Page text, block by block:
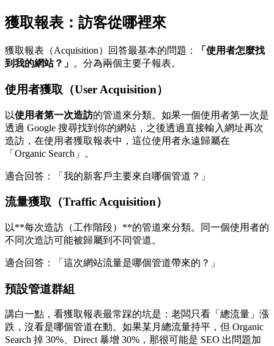
獲取報表：訪客從哪裡來
獲取報表（Acquisition）回答最基本的問題：
「使用者怎麼找
到我的網站？」 。分為兩個主要子報表。
使用者獲取（User Acquisition）
以使用者第一次造訪的管道來分類。如果一個使用者第一次是
透過 Google 搜尋找到你的網站，之後透過直接輸入網址再次
造訪，在使用者獲取報表中，這位使用者永遠歸屬在
「Organic Search」。
適合回答：「我的新客戶主要來自哪個管道？」
流量獲取（Traffic Acquisition）
以**每次造訪（工作階段）**的管道來分類。同一個使用者的
不同次造訪可能被歸屬到不同管道。
適合回答：「這次網站流量是哪個管道帶來的？」
預設管道群組
講白一點，看獲取報表最常踩的坑是：老闆只看「總流量」漲
跌，沒看是哪個管道在動。如果某月總流量持平，但 Organic
Search 掉 30%、Direct 暴增 30%，那很可能是 SEO 出問題加